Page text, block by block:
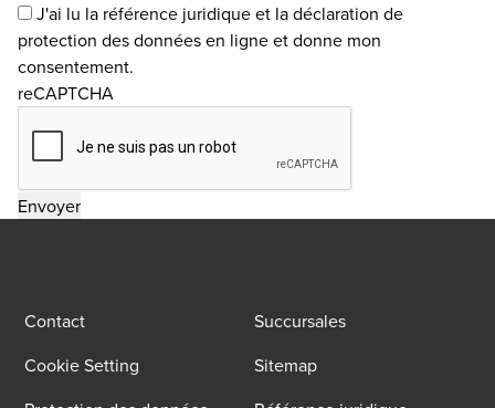
J'ai lu la référence juridiqueet ladéclaration de
protection des données en ligneet donne mon
consentement.
reCAPTCHA
Contact
Succursales
Cookie Setting
Sitemap